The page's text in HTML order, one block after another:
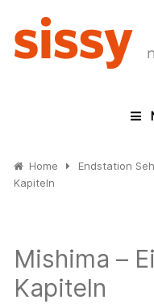
Home Endstation
Kapiteln
Mishima –
Kapiteln